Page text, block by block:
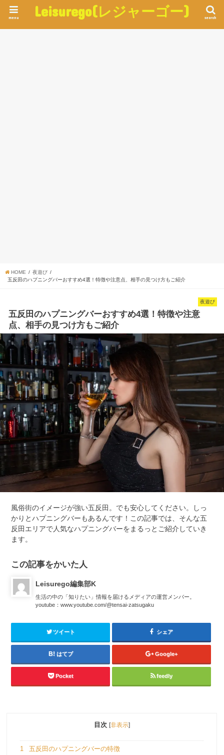
Leisurego(レジャーゴー) search
menu
HOME
夜遊び
五反田のハプニングバーおすすめ4選！特徴や注意点、相手の見つけ方もご紹介
夜遊び
五反田のハプニングバーおすすめ4選！特徴や注意
点、相手の見つけ方もご紹介
風俗街のイメージが強い五反田。でも安心してください。しっ
かりとハプニングバーもあるんです！この記事では、そんな五
反田エリアで人気なハプニングバーをまるっとご紹介していき
ます。
この記事をかいた人
Leisurego編集部K
生活の中の「知りたい」情報を届けるメディアの運営メンバー。
youtube：www.youtube.com/@tensai-zatsugaku
ツイート シェア
はてブ Google+
Pocket feedly
目次 [非表示]
1 五反田のハプニングバーの特徴